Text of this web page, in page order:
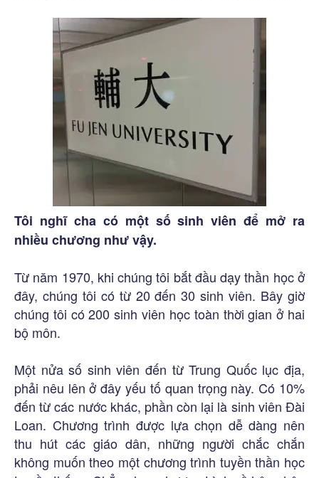
Tôi nghĩ cha có một số sinh viên để mở ra
nhiều chương như vậy.
Từ năm 1970, khi chúng tôi bắt đầu dạy thần học ở
đây, chúng tôi có từ 20 đến 30 sinh viên. Bây giờ
chúng tôi có 200 sinh viên học toàn thời gian ở hai
bộ môn.
Một nửa số sinh viên đến từ Trung Quốc lục địa,
phải nêu lên ở đây yếu tố quan trọng này. Có 10%
đến từ các nước khác, phần còn lại là sinh viên Đài
Loan. Chương trình được lựa chọn dễ dàng nên
thu hút các giáo dân, những người chắc chắn
không muốn theo một chương trình tuyền thần học